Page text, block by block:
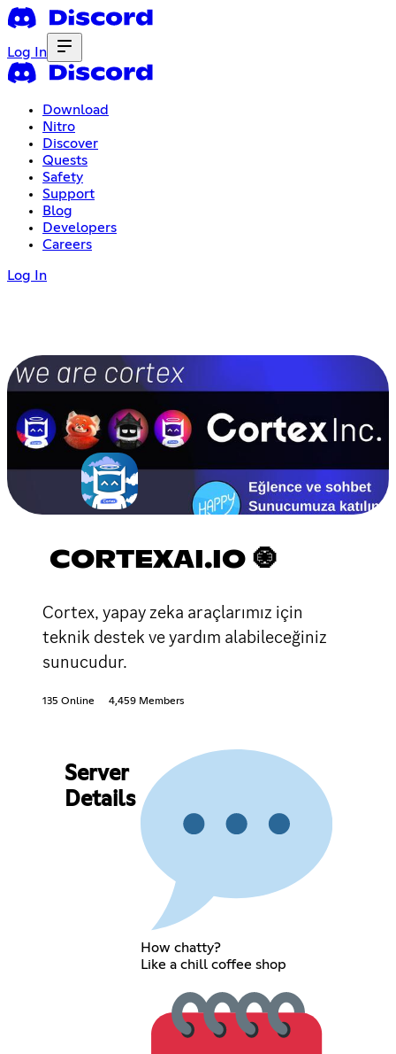
Log In
Download
Nitro
Discover
Quests
Safety
Support
Blog
Developers
Careers
Log In
CORTEXAI.IO 🧿
Cortex, yapay zeka araçlarımız için
teknik destek ve yardım alabileceğiniz
sunucudur.
135 Online 4,459 Members
Server
Details
How chatty?
Like a chill coffee shop